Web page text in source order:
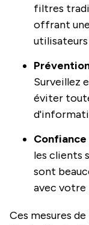
filtres
offrant
utilisateurs
Surveillez
éviter
les clients
sont
avec votre
Ces mesures